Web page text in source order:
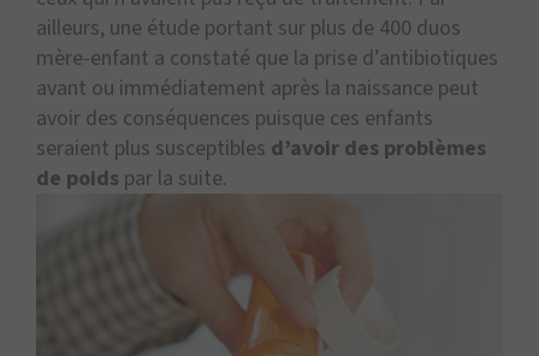
ailleurs, une étude portant sur plus de 400 duos
mère-enfant a constaté que la prise d’antibiotiques
avant ou immédiatement après la naissance peut
avoir des conséquences puisque ces enfants
seraient plus susceptibles d’avoir des problèmes
de poids par la suite.